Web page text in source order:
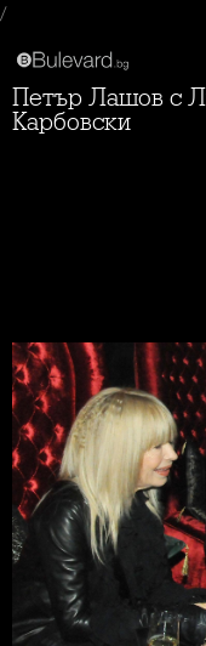
/
Петър Лашов с Лили Иванова и Мартин
Карбовски